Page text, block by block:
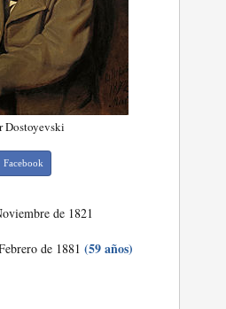
Dostoyevski
Facebook
de 1821
de 1881(59 años)